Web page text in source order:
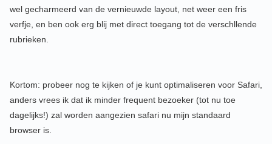
wel gecharmeerd van de vernieuwde layout, net weer een fris
verfje, en ben ook erg blij met direct toegang tot de verschllende
rubrieken.
Kortom: probeer nog te kijken of je kunt optimaliseren voor Safari,
anders vrees ik dat ik minder frequent bezoeker (tot nu toe
dagelijks!) zal worden aangezien safari nu mijn standaard
browser is.